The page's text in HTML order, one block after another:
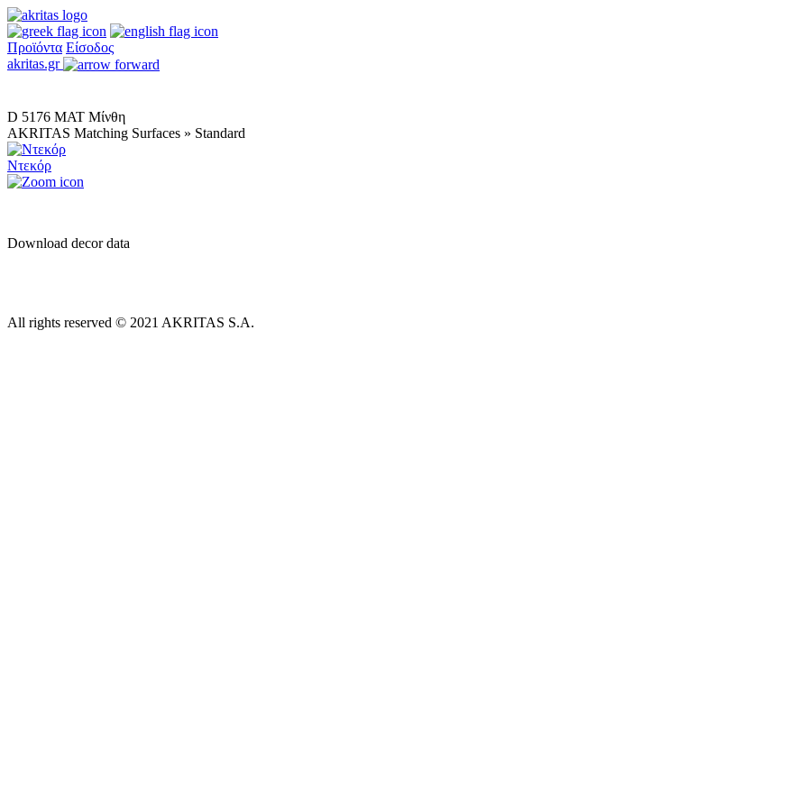
Προϊόντα Είσοδος
akritas.gr
D 5176 MAT Μίνθη
AKRITAS Matching Surfaces » Standard
Ντεκόρ
Download decor data
All rights reserved © 2021 AKRITAS S.A.